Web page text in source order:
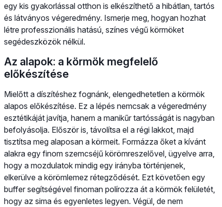
egy kis gyakorlással otthon is elkészíthető a hibátlan, tartós
és látványos végeredmény. Ismerje meg, hogyan hozhat
létre professzionális hatású, színes végű körmöket
segédeszközök nélkül.
Az alapok: a körmök megfelelő
előkészítése
Mielőtt a díszítéshez fognánk, elengedhetetlen a körmök
alapos előkészítése. Ez a lépés nemcsak a végeredmény
esztétikáját javítja, hanem a manikűr tartósságát is nagyban
befolyásolja. Először is, távolítsa el a régi lakkot, majd
tisztítsa meg alaposan a körmeit. Formázza őket a kívánt
alakra egy finom szemcséjű körömreszelővel, ügyelve arra,
hogy a mozdulatok mindig egy irányba történjenek,
elkerülve a körömlemez rétegződését. Ezt követően egy
buffer segítségével finoman polírozza át a körmök felületét,
hogy az sima és egyenletes legyen. Végül, de nem